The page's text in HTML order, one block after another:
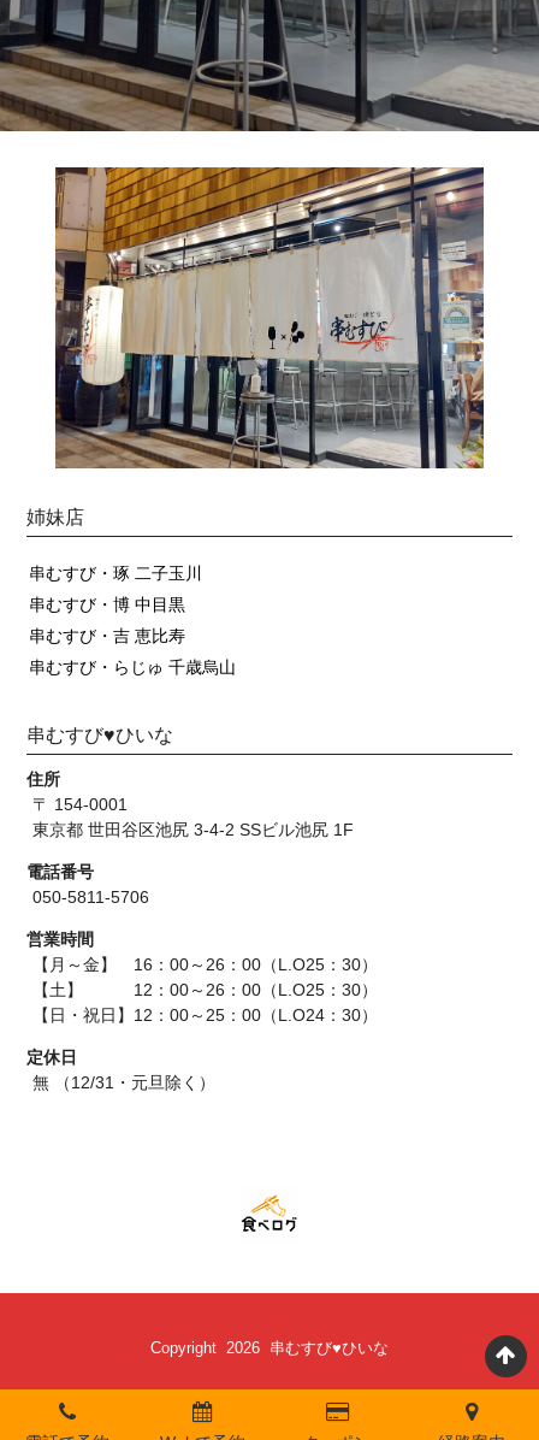
姉妹店
串むすび・琢 二子玉川
串むすび・博 中目黒
串むすび・吉 恵比寿
串むすび・らじゅ 千歳烏山
串むすび♥ひいな
住所
〒 154-0001
東京都 世田谷区池尻 3-4-2 SSビル池尻 1F
電話番号
050-5811-5706
営業時間
【月～金】 16：00～26：00（L.O25：30）
【土】 12：00～26：00（L.O25：30）
【日・祝日】12：00～25：00（L.O24：30）
定休日
無 （12/31・元旦除く）
Copyright 2026 串むすび♥ひいな